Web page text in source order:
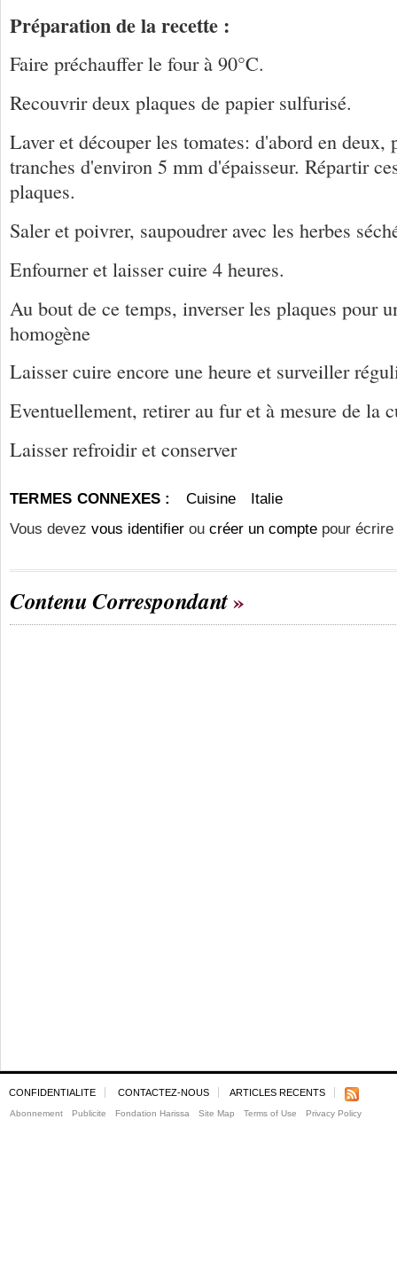
Préparation de la recette :
Faire préchauffer le four à 90°C.
Recouvrir deux plaques de papier sulfurisé.
Laver et découper les tomates: d'abord en deux,
tranches d'environ 5 mm d'épaisseur. Répartir
plaques.
Saler et poivrer, saupoudrer avec les herbes
Enfourner et laisser cuire 4 heures.
Au bout de ce temps, inverser les plaques pour
homogène
Laisser cuire encore une heure et surveiller
Eventuellement, retirer au fur et à mesure de la
Laisser refroidir et conserver
TERMES CONNEXES : Cuisine
Italie
Vous devez vous identifier ou créer un compte pour
Contenu Correspondant
CONFIDENTIALITE CONTACTEZ-NOUS ARTICLES RECENTS
Abonnement Publicite Fondation Harissa Site Map Terms of Use Privacy Policy